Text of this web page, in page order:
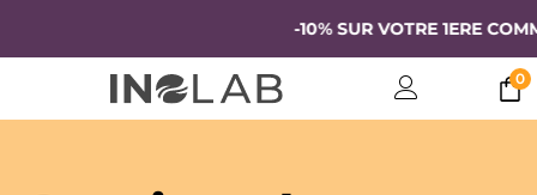
-10% SUR VOTRE 1ERE COMMANDE
0